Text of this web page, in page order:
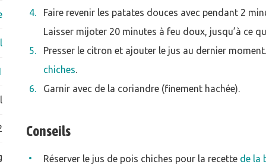
Faire revenir les patates douces avec pendant 2
Laisser mijoter 20 minutes à feu doux, jusqu’à ce
Presser le citron et ajouter le jus au dernier
chiches.
Garnir avec de la coriandre (finement hachée).
Conseils
Réserver le jus de pois chiches pour la recette de la